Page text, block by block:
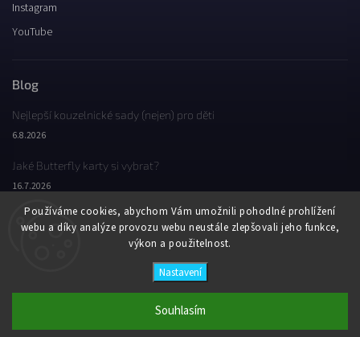
Používáme cookies, abychom Vám umožnili pohodlné prohlížení
webu a díky analýze provozu webu neustále zlepšovali jeho funkce,
výkon a použitelnost.
Nastavení
Souhlasím
Instagram
YouTube
Blog
Nejlepší kouzelnické sady (nejen) pro děti
6.8.2026
Jaké Butterfly karty si vybrat?
16.7.2026
Jaký byl Butterfly Wondercon 2025?
Copyright 2026Butterfly Wonderland. Všechna práva vyhrazena.
Shoptet | DesignShoptak.cz